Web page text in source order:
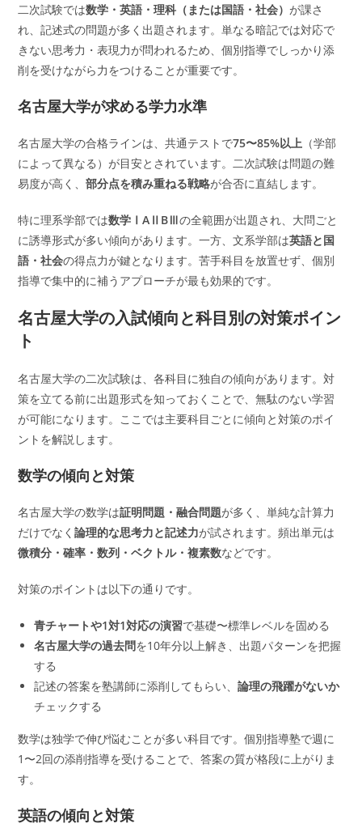
二次試験では数学・英語・理科（または国語・社会）が課さ
れ、記述式の問題が多く出題されます。単なる暗記では対応で
きない思考力・表現力が問われるため、個別指導でしっかり添
削を受けながら力をつけることが重要です。
名古屋大学が求める学力水準
名古屋大学の合格ラインは、共通テストで75〜85%以上 （学部
によって異なる）が目安とされています。二次試験は問題の難
易度が高く、部分点を積み重ねる戦略が合否に直結します。
特に理系学部では数学ⅠAⅡBⅢの全範囲が出題され、大問ごと
に誘導形式が多い傾向があります。一方、文系学部は英語と国
語・社会の得点力が鍵となります。苦手科目を放置せず、個別
指導で集中的に補うアプローチが最も効果的です。
名古屋大学の入試傾向と科目別の対策ポイン
ト
名古屋大学の二次試験は、各科目に独自の傾向があります。対
策を立てる前に出題形式を知っておくことで、無駄のない学習
が可能になります。ここでは主要科目ごとに傾向と対策のポイ
ントを解説します。
数学の傾向と対策
名古屋大学の数学は証明問題・融合問題が多く、単純な計算力
だけでなく論理的な思考力と記述力が試されます。頻出単元は
微積分・確率・数列・ベクトル・複素数などです。
対策のポイントは以下の通りです。
青チャートや1対1対応の演習で基礎〜標準レベルを固める
名古屋大学の過去問を10年分以上解き、出題パターンを把握
する
記述の答案を塾講師に添削してもらい、論理の飛躍がないか
チェックする
数学は独学で伸び悩むことが多い科目です。個別指導塾で週に
1〜2回の添削指導を受けることで、答案の質が格段に上がりま
す。
英語の傾向と対策